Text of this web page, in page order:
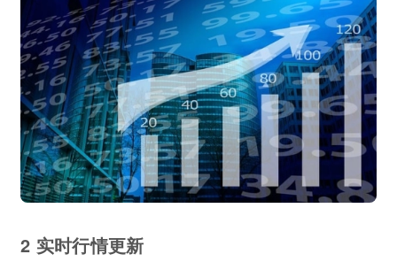
2 实时行情更新